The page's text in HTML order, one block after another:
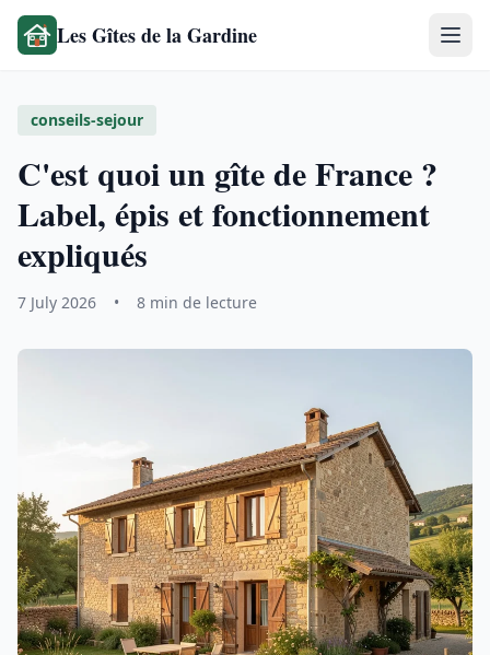
Les Gîtes de la Gardine
conseils-sejour
C'est quoi un gîte de France ?
Label, épis et fonctionnement
expliqués
7 July 2026 • 8 min de lecture